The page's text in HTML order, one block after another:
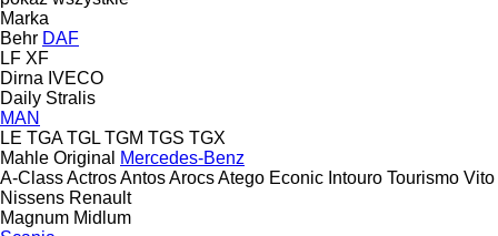
Marka
Behr DAF
LF XF
Dirna IVECO
Daily Stralis
MAN
LE TGA TGL TGM TGS TGX
Mahle Original
Mercedes-Benz
A-ClassActrosAntosArocsAtego Econic Intouro Tourismo Vito
Nissens Renault
Magnum Midlum